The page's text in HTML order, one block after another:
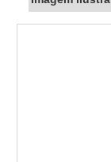
ponta.
com
entrega
mais